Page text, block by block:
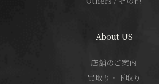
About US
店舗のご案内
買取り・下取り